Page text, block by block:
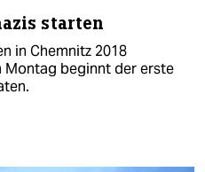
starten
in Chemnitz 2018
Montag beginnt der erste